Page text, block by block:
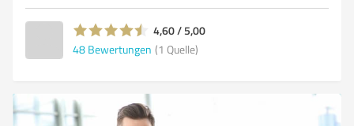
4,60 / 5,00
48 Bewertungen (1 Quelle)